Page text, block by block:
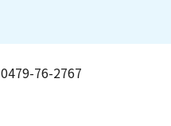
0479-76-2767